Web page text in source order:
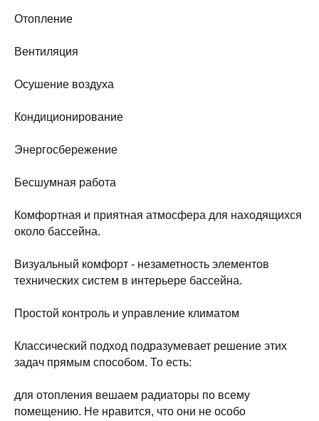
Отопление
Вентиляция
Осушение воздуха
Кондиционирование
Энергосбережение
Бесшумная работа
Комфортная и приятная атмосфера для находящихся
около бассейна.
Визуальный комфорт - незаметность элементов
технических систем в интерьере бассейна.
Простой контроль и управление климатом
Классический подход подразумевает решение этих
задач прямым способом. То есть:
для отопления вешаем радиаторы по всему
помещению. Не нравится, что они не особо